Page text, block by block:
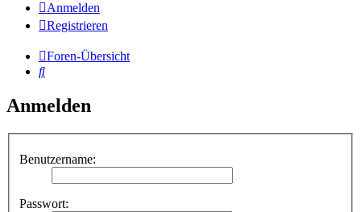
Anmelden
Registrieren
Foren-Übersicht
Suche
Anmelden
Benutzername:
Passwort: